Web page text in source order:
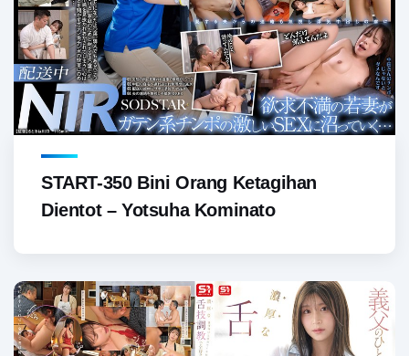
START-350 Bini Orang Ketagihan
Dientot – Yotsuha Kominato